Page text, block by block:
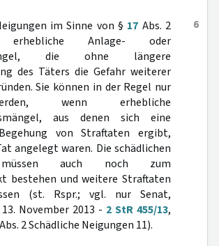
6
im Sinne von § 17 Abs. 2
Anlage- oder
die ohne längere
des Täters die Gefahr weiterer
Sie können in der Regel nur
wenn erhebliche
aus denen sich eine
von Straftaten ergibt,
angelegt waren. Die schädlichen
müssen auch noch zum
bestehen und weitere Straftaten
(st. Rspr.; vgl. nur Senat,
November 2013 - 2 StR 455/13,
2 Schädliche Neigungen 11).